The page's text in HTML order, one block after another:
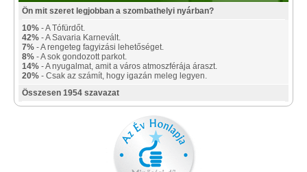
Ön mit szeret legjobban a szombathelyi nyárban?
10% - A Tófürdőt.
42% - A Savaria Karnevált.
7% - A rengeteg fagyizási lehetőséget.
8% - A sok gondozott parkot.
14% - A nyugalmat, amit a város atmoszférája áraszt.
20% - Csak az számít, hogy igazán meleg legyen.
Összesen 1954 szavazat